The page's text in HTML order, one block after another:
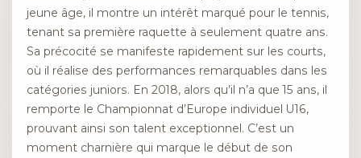
jeune âge, il montre un intérêt marqué pour le tennis,
tenant sa première raquette à seulement quatre ans.
Sa précocité se manifeste rapidement sur les courts,
où il réalise des performances remarquables dans les
catégories juniors. En 2018, alors qu’il n’a que 15 ans, il
remporte le Championnat d’Europe individuel U16,
prouvant ainsi son talent exceptionnel. C’est un
moment charnière qui marque le début de son